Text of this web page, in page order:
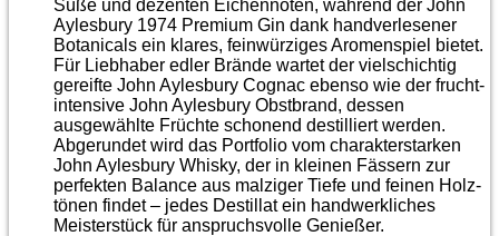
Süße und dezenten Eichen­noten, während der John
Aylesbury 1974 Premium Gin dank handverlesener
Botanicals ein klares, feinwürziges Aromenspiel bietet.
Für Liebhaber edler Brände wartet der vielschichtig
gereifte John Aylesbury Cognac ebenso wie der frucht­
intensive John Aylesbury Obstbrand, dessen
ausgewählte Früchte schonend destilliert werden.
Abgerundet wird das Portfolio vom charakterstarken
John Aylesbury Whisky, der in kleinen Fässern zur
perfekten Balance aus malziger Tiefe und feinen Holz­
tönen findet – jedes Destillat ein handwerkliches
Meister­stück für anspruchsvolle Genießer.